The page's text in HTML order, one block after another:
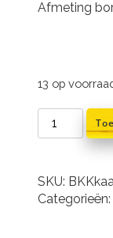
Afmeting
13 op
SKU:
Categorieën: